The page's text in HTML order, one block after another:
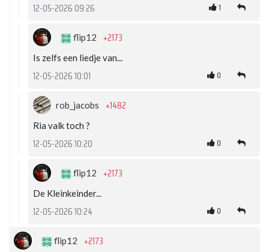
12-05-2026 09:26 1
flip12 +2173
Is zelfs een liedje van...
12-05-2026 10:01 0
rob_jacobs +1482
Ria valk toch ?
12-05-2026 10:20 0
flip12 +2173
De Kleinkeinder...
12-05-2026 10:24 0
flip12 +2173